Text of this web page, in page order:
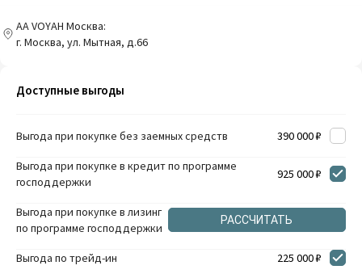
AA VOYAH Москва:
г. Москва, ул. Мытная, д.66
Доступные выгоды
Выгода при покупке без заемных средств 390 000 ₽
Выгода при покупке в кредит по программе
господдержки
925 000 ₽
Выгода при покупке в лизинг
по программе господдержки
РАССЧИТАТЬ
Выгода по трейд-ин 225 000 ₽